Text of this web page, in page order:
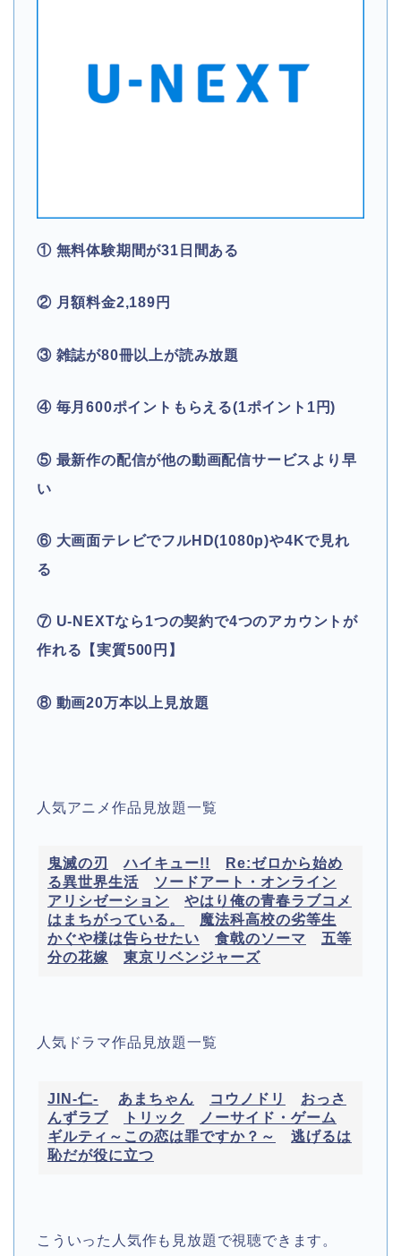
① 無料体験期間が31日間ある
② 月額料金2,189円
③ 雑誌が80冊以上が読み放題
④ 毎月600ポイントもらえる(1ポイント1円)
⑤ 最新作の配信が他の動画配信サービスより早
い
⑥ 大画面テレビでフルHD(1080p)や4Kで見れ
る
⑦ U-NEXTなら1つの契約で4つのアカウントが
作れる【実質500円】
⑧ 動画20万本以上見放題
人気アニメ作品見放題一覧
鬼滅の刃 ハイキュー!!
Re:ゼロから始め
る異世界生活
ソードアート・オンライン
アリシゼーション
やはり俺の青春ラブコメ
はまちがっている。
魔法科高校の劣等生
かぐや様は告らせたい
食戟のソーマ
五等
分の花嫁
東京リベンジャーズ
人気ドラマ作品見放題一覧
JIN-仁- あまちゃん コウノドリ
おっさ
んずラブ
トリック
ノーサイド・ゲーム
ギルティ～この恋は罪ですか？～
逃げるは
恥だが役に立つ
こういった人気作も見放題で視聴できます。